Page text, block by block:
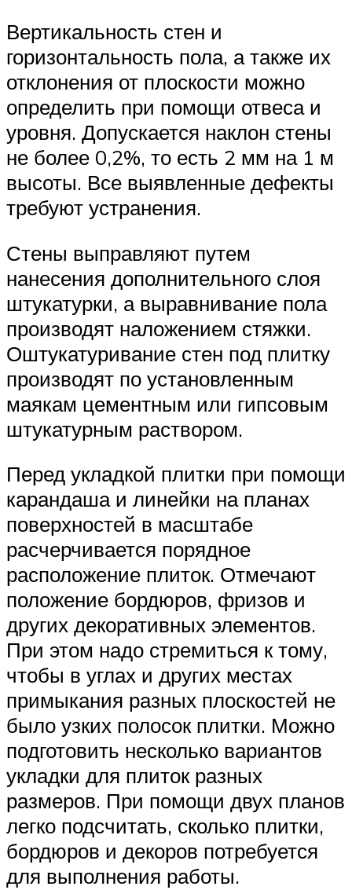
Вертикальность стен и
горизонтальность пола, а также их
отклонения от плоскости можно
определить при помощи отвеса и
уровня. Допускается наклон стены
не более 0,2%, то есть 2 мм на 1 м
высоты. Все выявленные дефекты
требуют устранения.
Стены выправляют путем
нанесения дополнительного слоя
штукатурки, а выравнивание пола
производят наложением стяжки.
Оштукатуривание стен под плитку
производят по установленным
маякам цементным или гипсовым
штукатурным раствором.
Перед укладкой плитки при помощи
карандаша и линейки на планах
поверхностей в масштабе
расчерчивается порядное
расположение плиток. Отмечают
положение бордюров, фризов и
других декоративных элементов.
При этом надо стремиться к тому,
чтобы в углах и других местах
примыкания разных плоскостей не
было узких полосок плитки. Можно
подготовить несколько вариантов
укладки для плиток разных
размеров. При помощи двух планов
легко подсчитать, сколько плитки,
бордюров и декоров потребуется
для выполнения работы.